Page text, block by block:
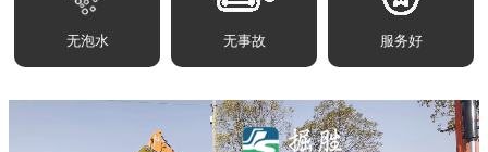
无泡水 无事故 服务好